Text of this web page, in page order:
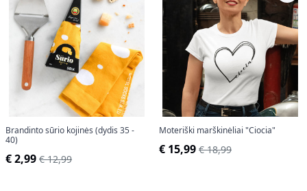
Brandinto sūrio kojinės (dydis 35 -
40)
€ 2,99 € 12,99
Moteriški marškinėliai "Ciocia"
€ 15,99 € 18,99